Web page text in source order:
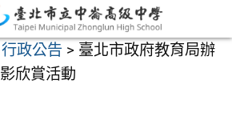
行政公告 > 臺北市政府教育局辦
欣賞活動